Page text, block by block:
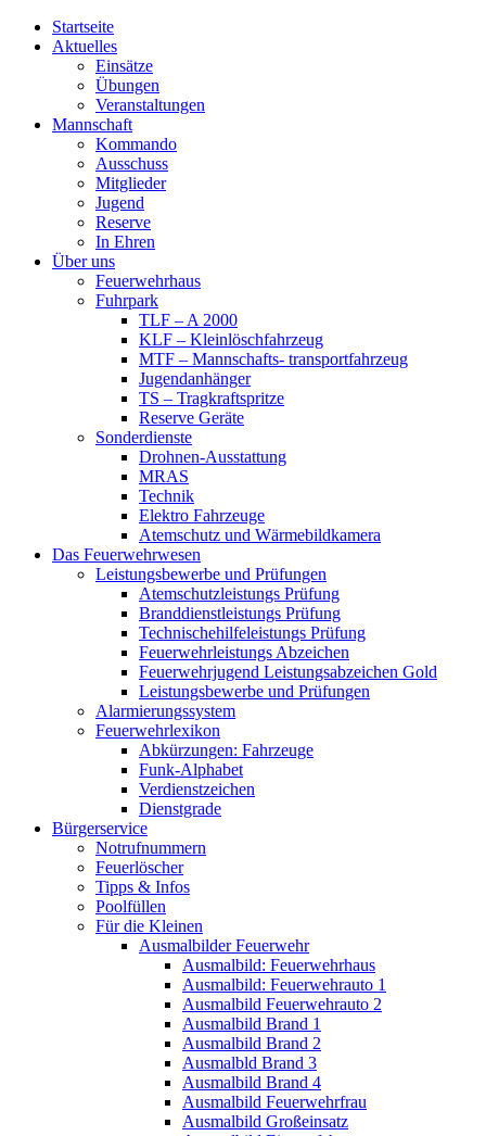
Startseite
Aktuelles
Einsätze
Übungen
Veranstaltungen
Mannschaft
Kommando
Ausschuss
Mitglieder
Jugend
Reserve
In Ehren
Über uns
Feuerwehrhaus
Fuhrpark
TLF – A 2000
KLF – Kleinlöschfahrzeug
MTF – Mannschafts- transportfahrzeug
Jugendanhänger
TS – Tragkraftspritze
Reserve Geräte
Sonderdienste
Drohnen-Ausstattung
MRAS
Technik
Elektro Fahrzeuge
Atemschutz und Wärmebildkamera
Das Feuerwehrwesen
Leistungsbewerbe und Prüfungen
Atemschutzleistungs Prüfung
Branddienstleistungs Prüfung
Technischehilfeleistungs Prüfung
Feuerwehrleistungs Abzeichen
Feuerwehrjugend Leistungsabzeichen Gold
Leistungsbewerbe und Prüfungen
Alarmierungssystem
Feuerwehrlexikon
Abkürzungen: Fahrzeuge
Funk-Alphabet
Verdienstzeichen
Dienstgrade
Bürgerservice
Notrufnummern
Feuerlöscher
Tipps & Infos
Poolfüllen
Für die Kleinen
Ausmalbilder Feuerwehr
Ausmalbild: Feuerwehrhaus
Ausmalbild: Feuerwehrauto 1
Ausmalbild Feuerwehrauto 2
Ausmalbild Brand 1
Ausmalbild Brand 2
Ausmalbld Brand 3
Ausmalbild Brand 4
Ausmalbild Feuerwehrfrau
Ausmalbild Großeinsatz